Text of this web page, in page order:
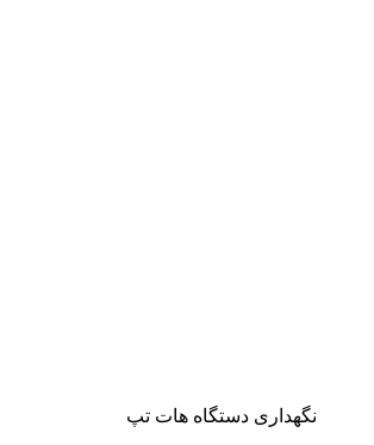
نگهداری دستگاه هات تپ